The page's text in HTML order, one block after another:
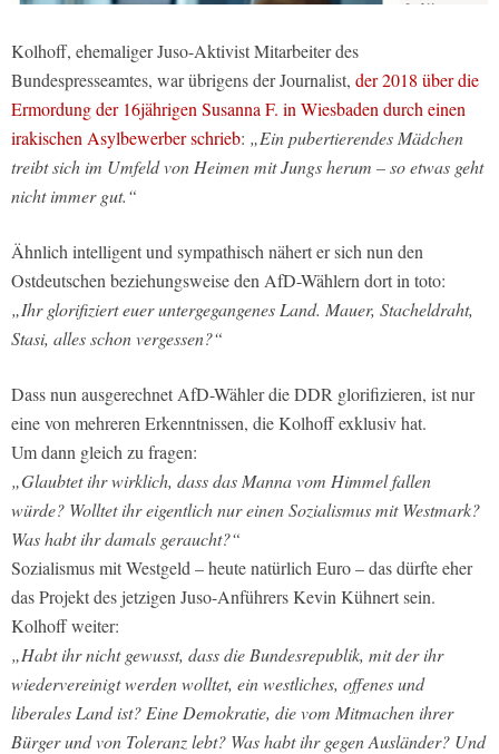
Kolhoff, ehemaliger Juso-Aktivist Mitarbeiter des
Bundespresseamtes, war übrigens der Journalist, der 2018 über die
Ermordung der 16jährigen Susanna F. in Wiesbaden durch einen
irakischen Asylbewerber schrieb: „Ein pubertierendes Mädchen
treibt sich im Umfeld von Heimen mit Jungs herum – so etwas geht
nicht immer gut.“
Ähnlich intelligent und sympathisch nähert er sich nun den
Ostdeutschen beziehungsweise den AfD-Wählern dort in toto:
„Ihr glorifiziert euer untergegangenes Land. Mauer, Stacheldraht,
Stasi, alles schon vergessen?“
Dass nun ausgerechnet AfD-Wähler die DDR glorifizieren, ist nur
eine von mehreren Erkenntnissen, die Kolhoff exklusiv hat.
Um dann gleich zu fragen:
„Glaubtet ihr wirklich, dass das Manna vom Himmel fallen
würde? Wolltet ihr eigentlich nur einen Sozialismus mit Westmark?
Was habt ihr damals geraucht?“
Sozialismus mit Westgeld – heute natürlich Euro – das dürfte eher
das Projekt des jetzigen Juso-Anführers Kevin Kühnert sein.
Kolhoff weiter:
„Habt ihr nicht gewusst, dass die Bundesrepublik, mit der ihr
wiedervereinigt werden wolltet, ein westliches, offenes und
liberales Land ist? Eine Demokratie, die vom Mitmachen ihrer
Bürger und von Toleranz lebt? Was habt ihr gegen Ausländer? Und